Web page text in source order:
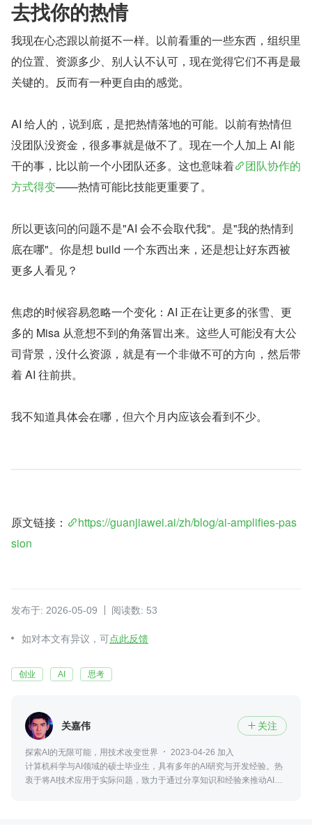
去找你的热情
我现在心态跟以前挺不一样。以前看重的一些东西，组织里
的位置、资源多少、别人认不认可，现在觉得它们不再是最
关键的。反而有一种更自由的感觉。
AI 给人的，说到底，是把热情落地的可能。以前有热情但
没团队没资金，很多事就是做不了。现在一个人加上 AI 能
干的事，比以前一个小团队还多。这也意味着
团队协作的
方式得变——热情可能比技能更重要了。
所以更该问的问题不是"AI 会不会取代我"。是"我的热情到
底在哪"。你是想 build 一个东西出来，还是想让好东西被
更多人看见？
焦虑的时候容易忽略一个变化：AI 正在让更多的张雪、更
多的 Misa 从意想不到的角落冒出来。这些人可能没有大公
司背景，没什么资源，就是有一个非做不可的方向，然后带
着 AI 往前拱。
我不知道具体会在哪，但六个月内应该会看到不少。
原文链接：
https://guanjiawei.ai/zh/blog/ai-amplifies-pas
sion
发布于: 2026-05-09 阅读数: 53
如对本文有异议，可点此反馈
创业 AI 思考
关嘉伟  关注
探索AI的无限可能，用技术改变世界
2023-04-26 加入
计算机科学与AI领域的硕士毕业生，具有多年的AI研究与开发经验。热
衷于将AI技术应用于实际问题，致力于通过分享知识和经验来推动AI领